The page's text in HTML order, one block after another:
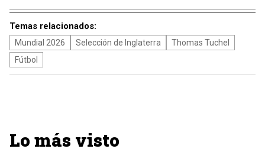
Temas relacionados:
Mundial 2026 Selección de Inglaterra
Thomas Tuchel
Fútbol
Lo más visto